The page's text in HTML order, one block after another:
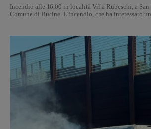
Incendio alle 16.00 in località Villa Rubeschi, a San
Comune di Bucine. L'incendio, che ha interessato